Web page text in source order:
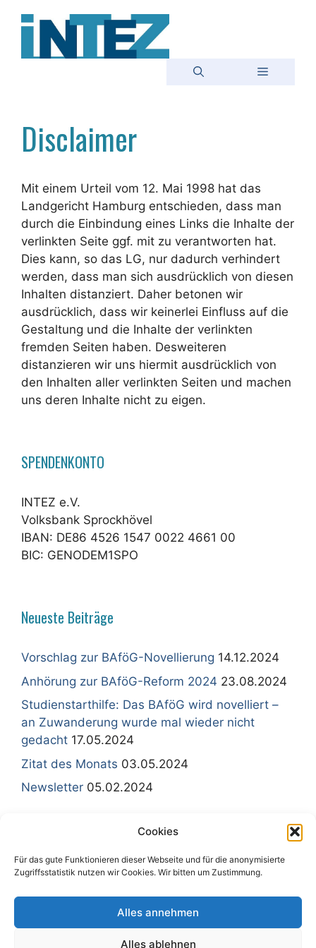
Cookies
Für das gute Funktionieren dieser Webseite und für die anonymisierte
Zugriffsstatistik nutzen wir Cookies. Wir bitten um Zustimmung.
Alles annehmen
Alles ablehnen
Inhalt
Menü
Disclaimer
Mit einem Urteil vom 12. Mai 1998 hat das
Landgericht Hamburg entschieden, dass man
durch die Einbindung eines Links die Inhalte der
verlinkten Seite ggf. mit zu verantworten hat.
Dies kann, so das LG, nur dadurch verhindert
werden, dass man sich ausdrücklich von diesen
Inhalten distanziert. Daher betonen wir
ausdrücklich, dass wir keinerlei Einfluss auf die
Gestaltung und die Inhalte der verlinkten
fremden Seiten haben. Desweiteren
distanzieren wir uns hiermit ausdrücklich von
den Inhalten aller verlinkten Seiten und machen
uns deren Inhalte nicht zu eigen.
SPENDENKONTO
INTEZ e.V.
Volksbank Sprockhövel
IBAN: DE86 4526 1547 0022 4661 00
BIC: GENODEM1SPO
Neueste Beiträge
Vorschlag zur BAföG-Novellierung 14.12.2024
Anhörung zur BAföG-Reform 2024 23.08.2024
Studienstarthilfe: Das BAföG wird novelliert –
an Zuwanderung wurde mal wieder nicht
gedacht 17.05.2024
Zitat des Monats 03.05.2024
Newsletter 05.02.2024
Sitemap - Inhaltsübersicht
Kontakt
Datenschutzerklärung